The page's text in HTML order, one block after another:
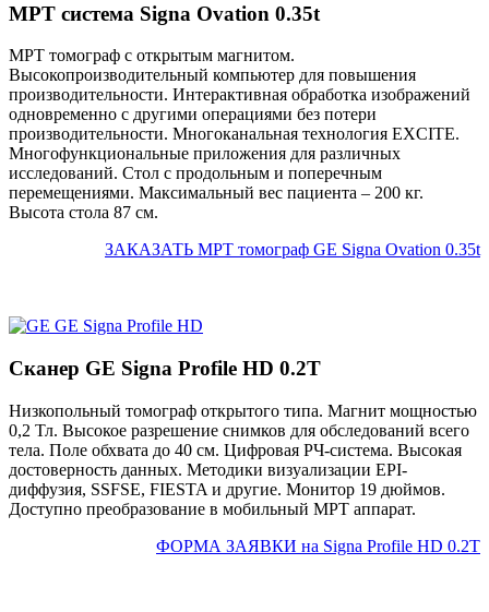
МРТ система Signa Ovation 0.35t
МРТ томограф с открытым магнитом.
Высокопроизводительный компьютер для повышения
производительности. Интерактивная обработка изображений
одновременно с другими операциями без потери
производительности. Многоканальная технология EXCITE.
Многофункциональные приложения для различных
исследований. Стол с продольным и поперечным
перемещениями. Максимальный вес пациента – 200 кг.
Высота стола 87 см.
ЗАКАЗАТЬ МРТ томограф GE Signa Ovation 0.35t
Сканер GE Signa Profile HD 0.2T
Низкопольный томограф открытого типа. Магнит мощностью
0,2 Тл. Высокое разрешение снимков для обследований всего
тела. Поле обхвата до 40 см. Цифровая РЧ-система. Высокая
достоверность данных. Методики визуализации EPI-
диффузия, SSFSE, FIESTA и другие. Монитор 19 дюймов.
Доступно преобразование в мобильный МРТ аппарат.
ФОРМА ЗАЯВКИ на Signa Profile HD 0.2T